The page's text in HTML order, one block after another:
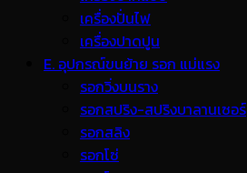
เครื่องปั่นไฟ
เครื่องปาดปูน
E. อุปกรณ์ขนย้าย รอก แม่แรง
รอกวิ่งบนราง
รอกสปริง-สปริงบาลานเซอร์
รอกสลิง
รอกโซ่